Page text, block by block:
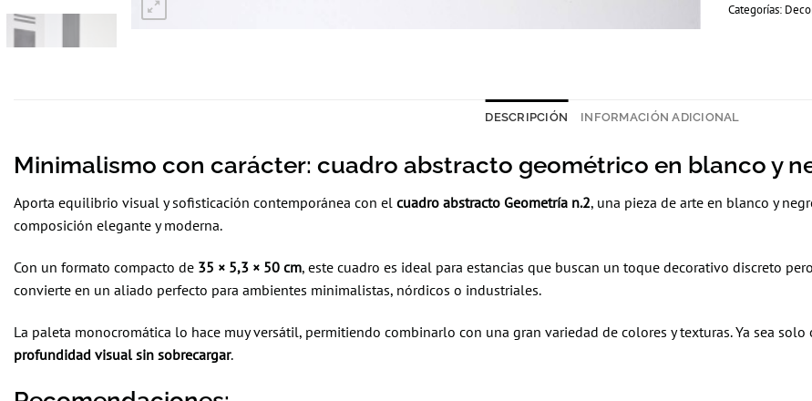
Categorías:
DESCRIPCIÓN INFORMACIÓN ADICIONAL
Minimalismo con carácter: cuadro abstracto geométrico en blanco y
Aporta equilibrio visual y sofisticación contemporánea con el cuadro abstracto Geometría n.2, una pieza de arte en blanco y
composición elegante y moderna.
Con un formato compacto de 35 × 5,3 × 50 cm, este cuadro es ideal para estancias que buscan un toque decorativo discreto
convierte en un aliado perfecto para ambientes minimalistas, nórdicos o industriales.
La paleta monocromática lo hace muy versátil, permitiendo combinarlo con una gran variedad de colores y texturas. Ya sea
profundidad visual sin sobrecargar.